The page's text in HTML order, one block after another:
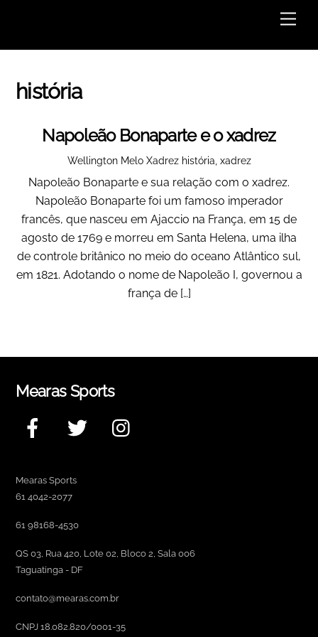
história
Napoleão Bonaparte e o xadrez
Wellington Melo Xadrez história xadrez
Napoleão Bonaparte e sua relação com o xadrez.
Napoleão Bonaparte foi um famoso imperador
francês, que nasceu em Ajaccio na França, em 15 de
agosto de 1769 e morreu em Santa Helena, uma ilha
de controle britânico no meio do oceano Atlântico sul,
em 1821. Adotando o nome de Napoleão I, governou a
frança de […]
Mearas Sports
Facebook Twitter
Mearas Sports
61 4042-2077
61 98168-4530
QS 03, Rua 420, Lote 02, Bloco 2, Sala 006
Taguatinga - DF
contato@mearas.com.br
CNPJ 18.082.820/0001-35